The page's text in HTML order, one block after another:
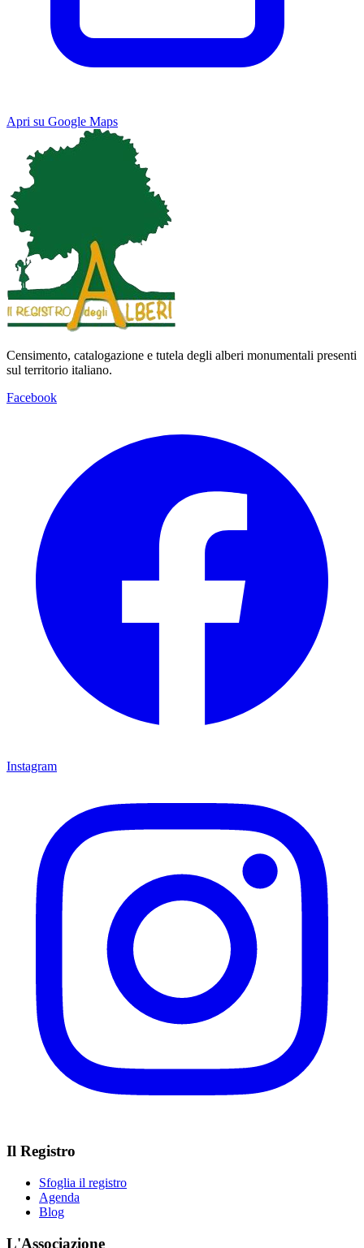
Apri su Google Maps
Map Satellite
Keyboard shortcuts
Censimento, catalogazione e tutela degli alberi monumentali presenti
sul territorio italiano.
Facebook
Instagram
Il Registro
Sfoglia il registro
Agenda
Blog
L'Associazione